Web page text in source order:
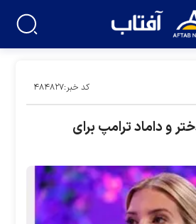
کد خبر:۴۸۴۸۲۷
و داماد ترامپ برای